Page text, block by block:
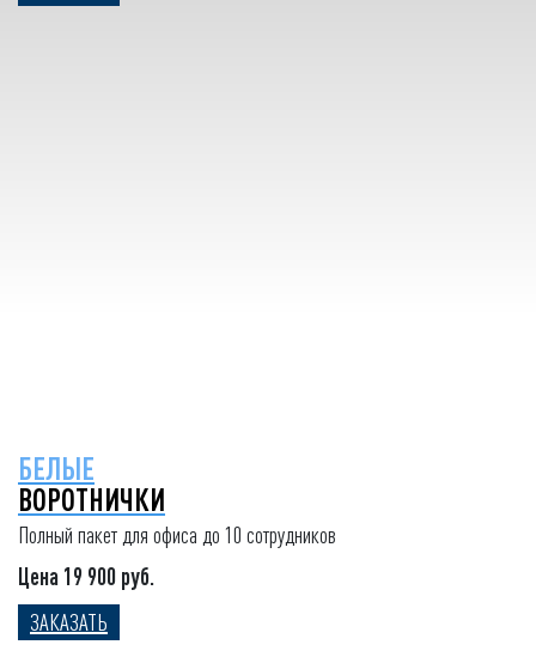
БЕЛЫЕ
ВОРОТНИЧКИ
Полный пакет для офиса до 10 сотрудников
Цена 19 900 руб.
ЗАКАЗАТЬ